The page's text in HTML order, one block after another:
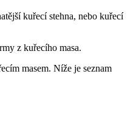
kuřecí stehna, nebo kuřecí
z kuřecího masa.
masem. Níže je seznam